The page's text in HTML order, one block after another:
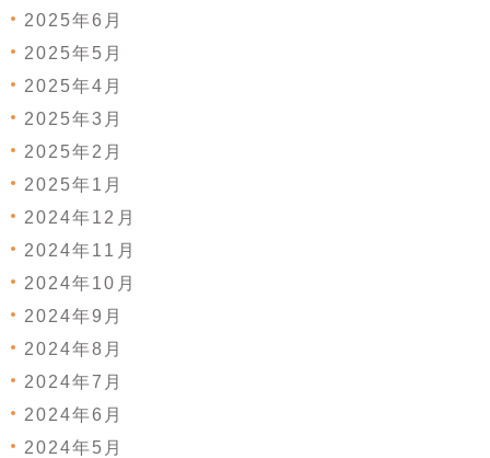
2025年6月
2025年5月
2025年4月
2025年3月
2025年2月
2025年1月
2024年12月
2024年11月
2024年10月
2024年9月
2024年8月
2024年7月
2024年6月
2024年5月